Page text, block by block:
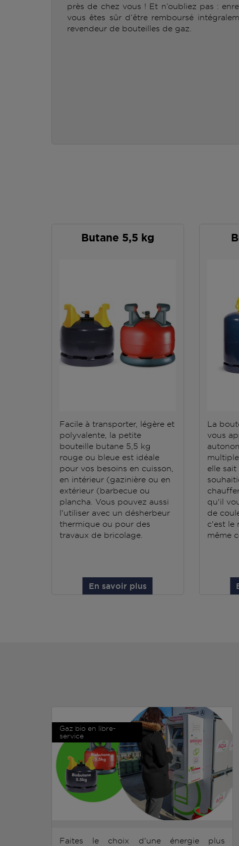
près de chez vous ! Et n’oubliez pas :
vous êtes sûr d’être remboursé
revendeur de bouteilles de gaz.
Butane 5,5 kg
Facile à transporter, légère et
polyvalente, la petite
bouteille butane 5,5 kg
rouge ou bleue est idéale
pour vos besoins en cuisson,
en intérieur (gazinière ou en
extérieur (barbecue ou
plancha. Vous pouvez aussi
l'utiliser avec un désherbeur
thermique ou pour des
travaux de bricolage.
En savoir plus
La
vous
elle
qu'il
de
c'est le
même
Gaz bio en libre-
service
Faites le choix d'une énergie plus